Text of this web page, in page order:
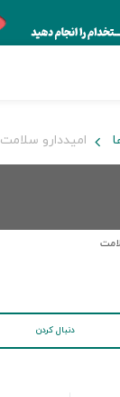
امیددارو سلامت
دنبال کردن